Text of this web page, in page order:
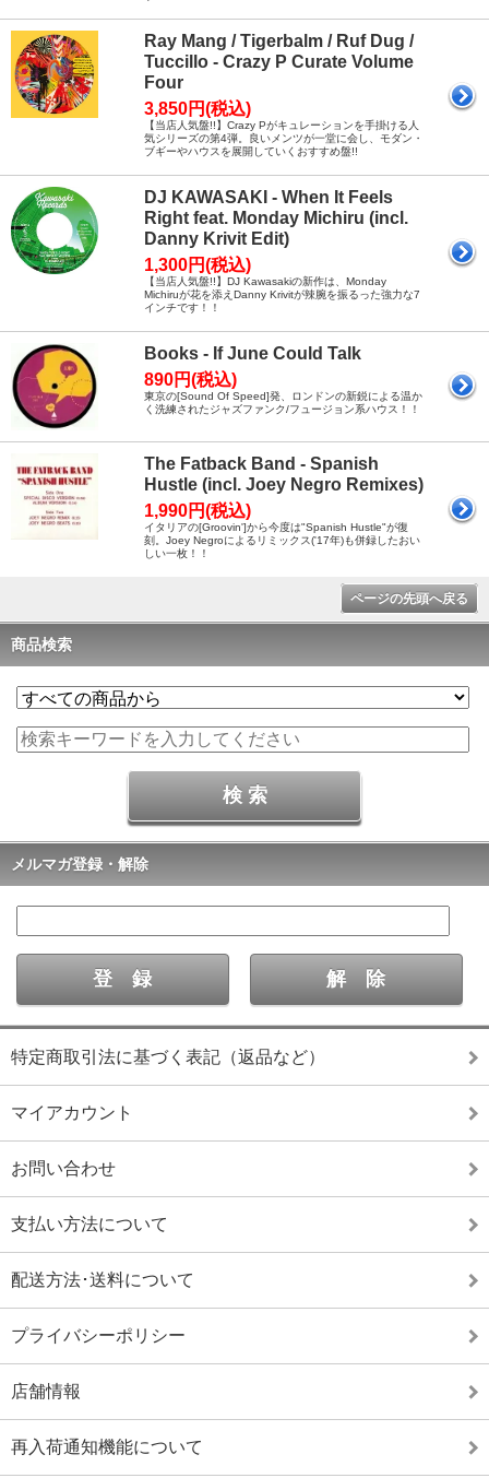
Ray Mang / Tigerbalm / Ruf Dug /
Tuccillo - Crazy P Curate Volume
Four
3,850円(税込)
【当店人気盤!!】Crazy Pがキュレーションを手掛ける人
気シリーズの第4弾。良いメンツが一堂に会し、モダン・
ブギーやハウスを展開していくおすすめ盤!!
DJ KAWASAKI - When It Feels
Right feat. Monday Michiru (incl.
Danny Krivit Edit)
1,300円(税込)
【当店人気盤!!】DJ Kawasakiの新作は、Monday
Michiruが花を添えDanny Krivitが辣腕を振るった強力な7
インチです！！
Books - If June Could Talk
890円(税込)
東京の[Sound Of Speed]発、ロンドンの新鋭による温か
く洗練されたジャズファンク/フュージョン系ハウス！！
The Fatback Band - Spanish
Hustle (incl. Joey Negro Remixes)
1,990円(税込)
イタリアの[Groovin']から今度は"Spanish Hustle"が復
刻。Joey Negroによるリミックス('17年)も併録したおい
しい一枚！！
ページの先頭へ戻る
商品検索
メルマガ登録・解除
特定商取引法に基づく表記（返品など）
マイアカウント
お問い合わせ
支払い方法について
配送方法･送料について
プライバシーポリシー
店舗情報
再入荷通知機能について